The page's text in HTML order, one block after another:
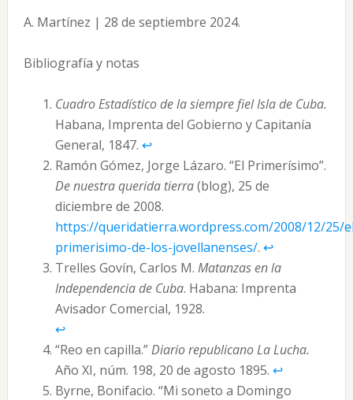
A. Martínez | 28 de septiembre 2024.
Bibliografía y notas
Cuadro Estadístico de la siempre fiel Isla de Cuba.
Habana, Imprenta del Gobierno y Capitanía
General, 1847. ↩︎
Ramón Gómez, Jorge Lázaro. “El Primerísimo”.
De nuestra querida tierra(blog), 25 de
diciembre de 2008.
https://queridatierra.wordpress.com/2008/12/25/
primerisimo-de-los-jovellanenses/. ↩︎
Trelles Govín, Carlos M. Matanzas en la
Independencia de Cuba. Habana: Imprenta
Avisador Comercial, 1928.
↩︎
“Reo en capilla.”Diario republicano La Lucha.
Año XI, núm. 198, 20 de agosto 1895. ↩︎
Byrne, Bonifacio. “Mi soneto a Domingo